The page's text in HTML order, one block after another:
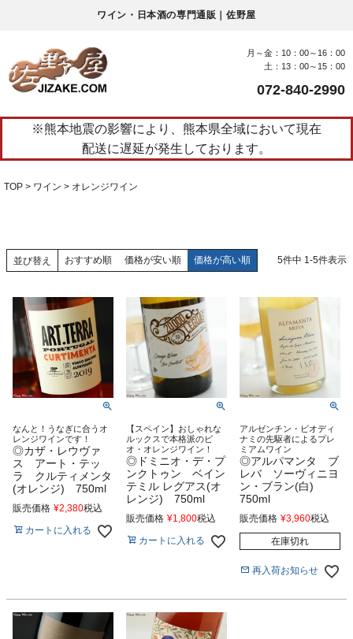
ワイン・日本酒の専門通販｜佐野屋
月～金：10：00～16：00
土：13：00～15：00
072-840-2990
※熊本地震の影響により、熊本県全域において現在
配送に遅延が発生しております。
TOP ワイン オレンジワイン
並び替え おすすめ順 価格が安い順 価格が高い順 5件中 1-5件表示
なんと！うなぎに合うオ
レンジワインです！
◎カザ・レウヴァ
ス アート・テッ
ラ クルティメンタ
(オレンジ) 750ml
販売価格 ¥2,380税込
カートに入れる
【スペイン】おしゃれな
ルックスで本格派のビ
オ・オレンジワイン！
◎ドミニオ・デ・プ
ンクトゥン ベイン
テミル レグアス(オ
レンジ) 750ml
販売価格 ¥1,800税込
カートに入れる
アルゼンチン・ビオディ
ナミの先駆者によるプレ
ミアムワイン
◎アルパマンタ ブ
レバ ソーヴィニヨ
ン・ブラン(白)
750ml
販売価格 ¥3,960税込
在庫切れ
再入荷お知らせ